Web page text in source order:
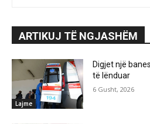
ARTIKUJ TË NGJASHËM
Lajme
Digjet një
të lënduar
6 Gusht, 2026